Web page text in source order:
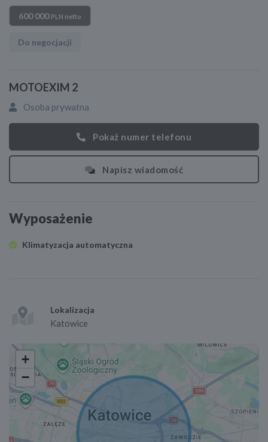
600 000 PLN netto
Do negocjacji
MOTOEXIM 2
Osoba prywatna
Pokaż numer telefonu
Napisz wiadomość
Wyposażenie
Klimatyzacja automatyczna
Lokalizacja
Katowice
+
−